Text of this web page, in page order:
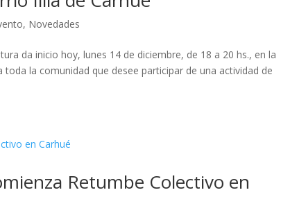
, Novedades
da inicio hoy, lunes 14 de diciembre, de 18 a 20 hs., en la
la comunidad que desee participar de una actividad de
Retumbe Colectivo en